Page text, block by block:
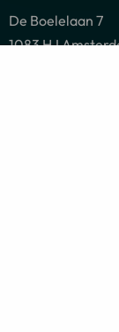
De Boelelaan 7
1083 HJ